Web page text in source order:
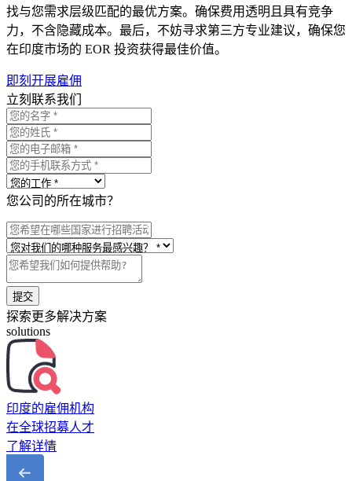
找与您需求层级匹配的最优方案。确保费用透明且具有竞争
力，不含隐藏成本。最后，不妨寻求第三方专业建议，确保您
在印度市场的 EOR 投资获得最佳价值。
即刻开展雇佣
立刻联系我们
您公司的所在城市？
提交
探索更多解决方案
solutions
印度的雇佣机构
在全球招募人才
了解详情